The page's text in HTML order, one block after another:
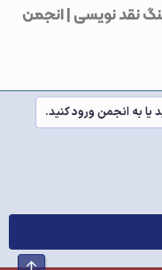
نقد نویسی | انجمن
یا به انجمن ورود کنید.
بالا